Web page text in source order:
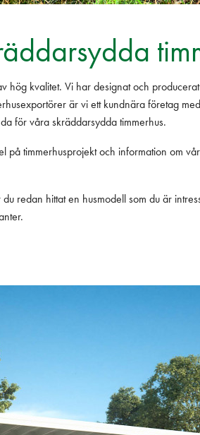
hög kvalitet. Vi har designat och
är vi ett kundnära företag
för våra skräddarsydda timmerhus.
på timmerhusprojekt och information om
redan hittat en husmodell som du är